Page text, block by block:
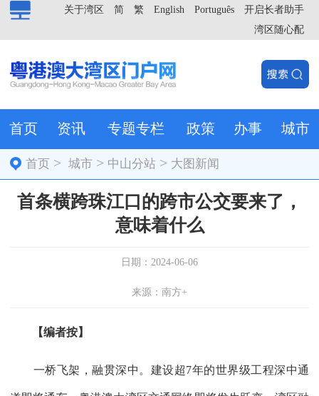
开启长者助手
Português
English
繁
简
关于湾区
湾区随心配
首页 资讯 专题专栏 政策 办事 城市
首页 >城市 > 中山分站 > 大图新闻
首条横跨珠江口的跨市公交要来了，
意味着什么
日期：2024-06-06
来源：南方+
【编者按】
一桥飞架，融贯深中。建设超7年的世界级工程深中通